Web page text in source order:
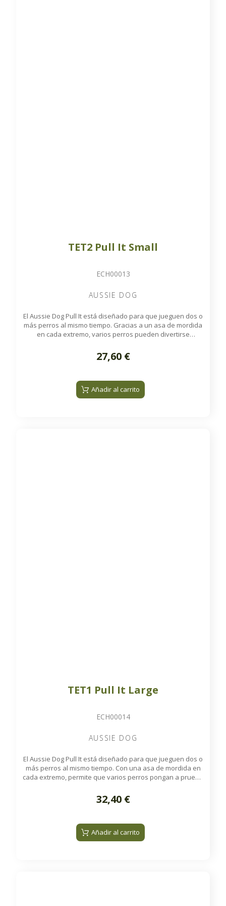
TET2 Pull It Small
ECH00013
AUSSIE DOG
El Aussie Dog Pull It está diseñado para que jueguen dos o
más perros al mismo tiempo. Gracias a un asa de mordida
en cada extremo, varios perros pueden divertirse
tira y afloja. Fabricado con manguera contra incendios de
alta resistencia, el Pull It flota en el agua, es lavable a
que los palos.
27,60 €
Añadir al carrito
TET1 Pull It Large
ECH00014
AUSSIE DOG
El Aussie Dog Pull It está diseñado para que jueguen dos o
más perros al mismo tiempo. Con una asa de mordida en
cada extremo, permite que varios perros pongan a prueba
con manguera contra incendios de alta resistencia, el Pull It
flota en el agua, es lavable a máquina y constituye una
32,40 €
Añadir al carrito